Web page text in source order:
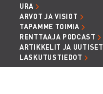
URA
ARVOT JA VISIOT
TAPAMME TOIMIA
RENTTAAJA PODCAST
ARTIKKELIT JA UUTISET
LASKUTUSTIEDOT